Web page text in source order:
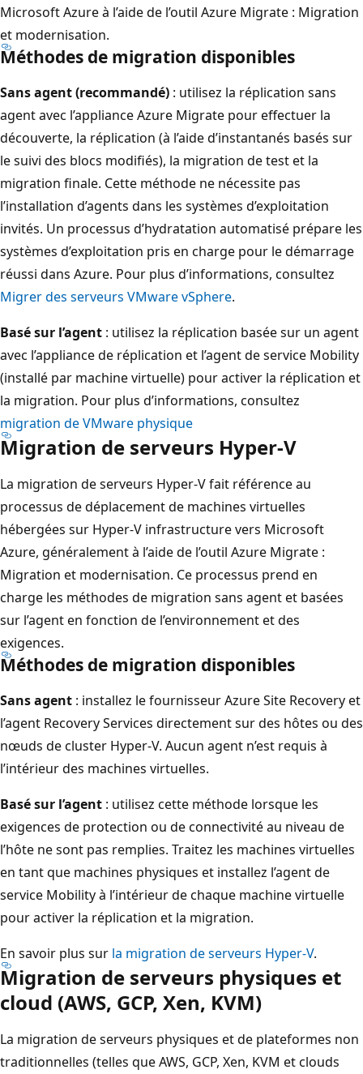
Microsoft Azure à l’aide de l’outil Azure Migrate : Migration
et modernisation.
Méthodes de migration disponibles
Sans agent (recommandé) : utilisez la réplication sans
agent avec l’appliance Azure Migrate pour effectuer la
découverte, la réplication (à l’aide d’instantanés basés sur
le suivi des blocs modifiés), la migration de test et la
migration finale. Cette méthode ne nécessite pas
l’installation d’agents dans les systèmes d’exploitation
invités. Un processus d’hydratation automatisé prépare les
systèmes d’exploitation pris en charge pour le démarrage
réussi dans Azure. Pour plus d’informations, consultez
Migrer des serveurs VMware vSphere.
Basé sur l’agent : utilisez la réplication basée sur un agent
avec l’appliance de réplication et l’agent de service Mobility
(installé par machine virtuelle) pour activer la réplication et
la migration. Pour plus d’informations, consultez
migration de VMware physique
Migration de serveurs Hyper-V
La migration de serveurs Hyper-V fait référence au
processus de déplacement de machines virtuelles
hébergées sur Hyper-V infrastructure vers Microsoft
Azure, généralement à l’aide de l’outil Azure Migrate :
Migration et modernisation. Ce processus prend en
charge les méthodes de migration sans agent et basées
sur l’agent en fonction de l’environnement et des
exigences.
Méthodes de migration disponibles
Sans agent : installez le fournisseur Azure Site Recovery et
l’agent Recovery Services directement sur des hôtes ou des
nœuds de cluster Hyper-V. Aucun agent n’est requis à
l’intérieur des machines virtuelles.
Basé sur l’agent : utilisez cette méthode lorsque les
exigences de protection ou de connectivité au niveau de
l’hôte ne sont pas remplies. Traitez les machines virtuelles
en tant que machines physiques et installez l’agent de
service Mobility à l’intérieur de chaque machine virtuelle
pour activer la réplication et la migration.
En savoir plus sur la migration de serveurs Hyper-V.
Migration de serveurs physiques et
cloud (AWS, GCP, Xen, KVM)
La migration de serveurs physiques et de plateformes non
traditionnelles (telles que AWS, GCP, Xen, KVM et clouds